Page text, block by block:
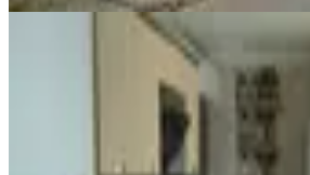
Krc'den Merkezi
Yapılı Satılık 3+1
Mamak, Altıağaç
110 m²